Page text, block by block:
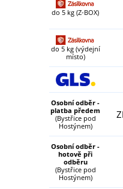
do 5 kg (Z-BOX)
do 5 kg (výdejní
místo)
Osobní odběr -
platba předem
(Bystřice pod
Hostýnem)
Osobní odběr -
hotově při
odběru
(Bystřice pod
Hostýnem)